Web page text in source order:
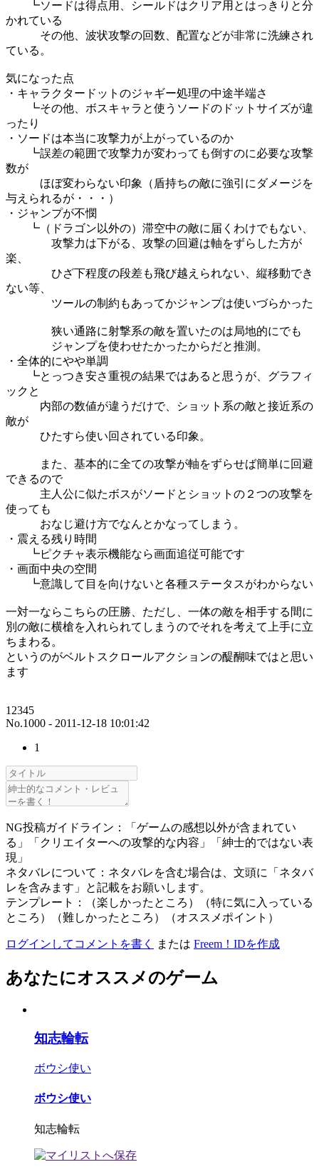
┗ソードは得点用、シールドはクリア用とはっきりと分
かれている
その他、波状攻撃の回数、配置などが非常に洗練され
ている。
気になった点
・キャラクタードットのジャギー処理の中途半端さ
┗その他、ボスキャラと使うソードのドットサイズが違
ったり
・ソードは本当に攻撃力が上がっているのか
┗誤差の範囲で攻撃力が変わっても倒すのに必要な攻撃
数が
ほぼ変わらない印象（盾持ちの敵に強引にダメージを
与えられるが・・・）
・ジャンプが不憫
┗（ドラゴン以外の）滞空中の敵に届くわけでもない、
攻撃力は下がる、攻撃の回避は軸をずらした方が
楽、
ひざ下程度の段差も飛び越えられない、縦移動でき
ない等、
ツールの制約もあってかジャンプは使いづらかった
狭い通路に射撃系の敵を置いたのは局地的にでも
ジャンプを使わせたかったからだと推測。
・全体的にやや単調
┗とっつき安さ重視の結果ではあると思うが、グラフィ
ックと
内部の数値が違うだけで、ショット系の敵と接近系の
敵が
ひたすら使い回されている印象。
また、基本的に全ての攻撃が軸をずらせば簡単に回避
できるので
主人公に似たボスがソードとショットの２つの攻撃を
使っても
おなじ避け方でなんとかなってしまう。
・震える残り時間
┗ピクチャ表示機能なら画面追従可能です
・画面中央の空間
┗意識して目を向けないと各種ステータスがわからない
一対一ならこちらの圧勝、ただし、一体の敵を相手する間に
別の敵に横槍を入れられてしまうのでそれを考えて上手に立
ちまわる。
というのがベルトスクロールアクションの醍醐味ではと思い
ます
12345
No.1000 - 2011-12-18 10:01:42
1
NG投稿ガイドライン：「ゲームの感想以外が含まれてい
る」「クリエイターへの攻撃的な内容」「紳士的ではない表
現」
ネタバレについて：ネタバレを含む場合は、文頭に「ネタバ
レを含みます」と記載をお願いします。
テンプレート：（楽しかったところ）（特に気に入っている
ところ）（難しかったところ）（オススメポイント）
ログインしてコメントを書く または Freem！IDを作成
あなたにオススメのゲーム
知志輪転
ボウシ使い
ボウシ使い
知志輪転